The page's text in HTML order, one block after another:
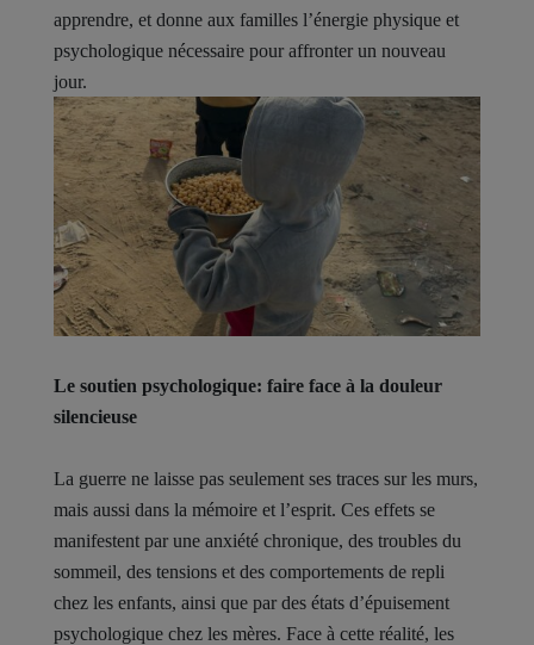
apprendre, et donne aux familles l’énergie physique et
psychologique nécessaire pour affronter un nouveau
jour.
Le soutien psychologique: faire face à la douleur
silencieuse
La guerre ne laisse pas seulement ses traces sur les murs,
mais aussi dans la mémoire et l’esprit. Ces effets se
manifestent par une anxiété chronique, des troubles du
sommeil, des tensions et des comportements de repli
chez les enfants, ainsi que par des états d’épuisement
psychologique chez les mères. Face à cette réalité, les